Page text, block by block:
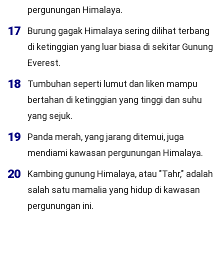
pergunungan Himalaya.
17
Burung gagak Himalaya sering dilihat terbang
di ketinggian yang luar biasa di sekitar Gunung
Everest.
18
Tumbuhan seperti lumut dan liken mampu
bertahan di ketinggian yang tinggi dan suhu
yang sejuk.
19
Panda merah, yang jarang ditemui, juga
mendiami kawasan pergunungan Himalaya.
20
Kambing gunung Himalaya, atau "Tahr," adalah
salah satu mamalia yang hidup di kawasan
pergunungan ini.